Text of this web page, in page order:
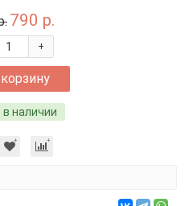
790 р.
+
в наличии